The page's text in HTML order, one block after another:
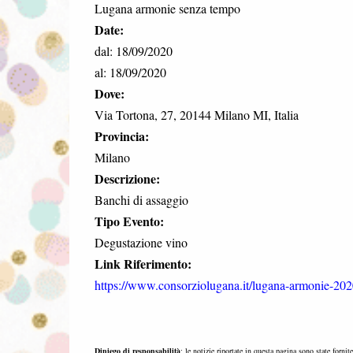
Lugana armonie senza tempo
Date:
dal: 18/09/2020
al: 18/09/2020
Dove:
Via Tortona, 27, 20144 Milano MI, Italia
Provincia:
Milano
Descrizione:
Banchi di assaggio
Tipo Evento:
Degustazione vino
Link Riferimento:
https://www.consorziolugana.it/lugana-armonie-
Diniego di responsabilità: le notizie riportate in questa pagina sono state